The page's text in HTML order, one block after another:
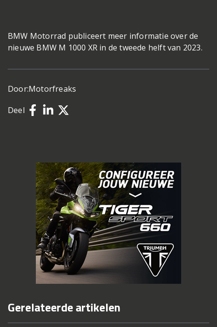
BMW Motorrad publiceert meer informatie over de
nieuwe BMW M 1000 XR in de tweede helft van 2023.
Door:Motorfreaks
Deel
Gerelateerde artikelen